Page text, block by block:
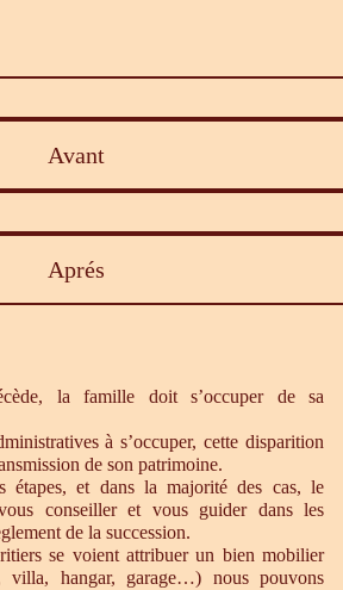
Avant
Aprés
la famille doit s’occuper de sa
à s’occuper, cette disparition
de son patrimoine.
étapes, et dans la majorité des cas, le
conseiller et vous guider dans les
de la succession.
se voient attribuer un bien mobilier
villa, hangar, garage…) nous pouvons